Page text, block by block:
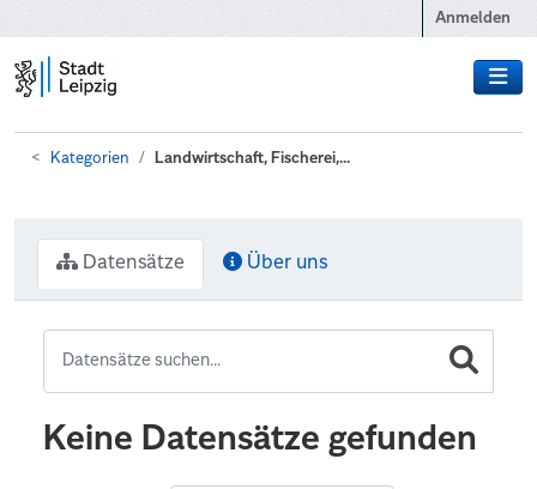
Anmelden
Kategorien Landwirtschaft, Fischerei,...
Datensätze Über uns
Keine Datensätze gefunden